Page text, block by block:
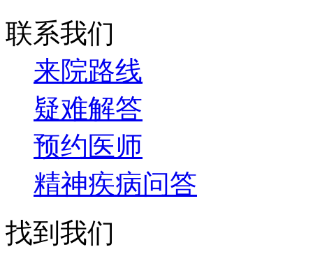
联系我们
来院路线
疑难解答
预约医师
精神疾病问答
找到我们